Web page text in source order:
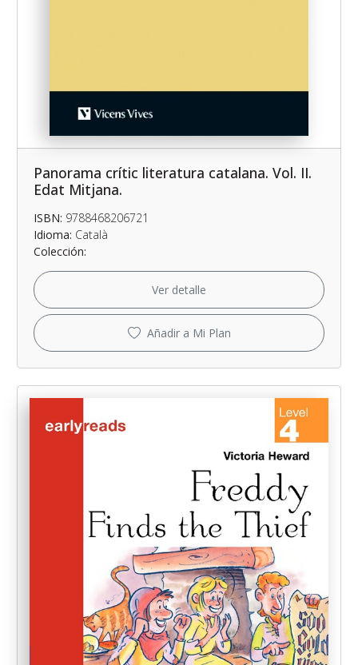
Panorama crític literatura catalana. Vol. II.
Edat Mitjana.
ISBN: 9788468206721
Idioma: Català
Colección:
Ver detalle
Añadir a Mi Plan